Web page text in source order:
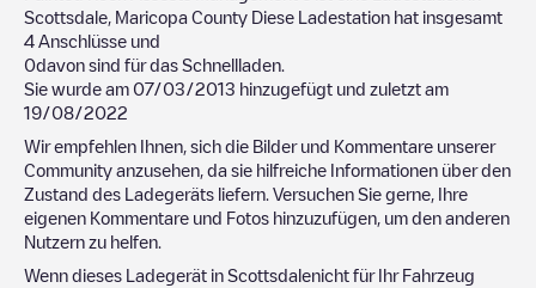
Scottsdale Maricopa County Diese Ladestation hat insgesamt
4 Anschlüsse und
0davon sind für das Schnellladen.
Sie wurde am 07/03/2013 hinzugefügt und zuletzt am
19/08/2022
Wir empfehlen Ihnen, sich die Bilder und Kommentare unserer
Community anzusehen, da sie hilfreiche Informationen über den
Zustand des Ladegeräts liefern. Versuchen Sie gerne, Ihre
eigenen Kommentare und Fotos hinzuzufügen, um den anderen
Nutzern zu helfen.
Wenn dieses Ladegerät in Scottsdalenicht für Ihr Fahrzeug